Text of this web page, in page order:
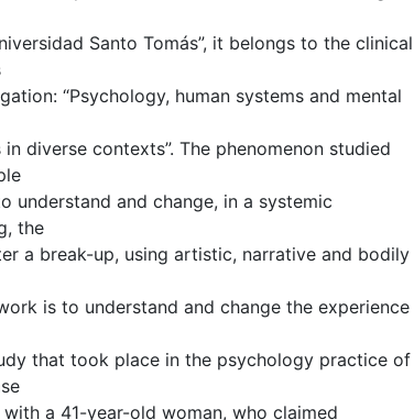
Santo Tomás”, it belongs to the clinical
“Psychology, human systems and mental
diverse contexts”. The phenomenon studied
understand and change, in a systemic
the
a break-up, using artistic, narrative and bodily
is to understand and change the experience
that took place in the psychology practice of
a 41-year-old woman, who claimed